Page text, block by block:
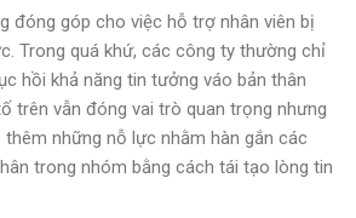
đóng góp cho việc hỗ trợ nhân viên bị
Trong quá khứ, các công ty thường chỉ
hồi khả năng tin tưởng váo bản thân
trên vẫn đóng vai trò quan trọng nhưng
những nỗ lực nhằm hàn gắn các
trong nhóm bằng cách tái tạo lòng tin